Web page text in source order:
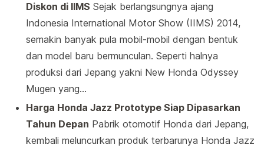
Diskon di IIMS Sejak berlangsungnya ajang
Indonesia International Motor Show (IIMS) 2014,
semakin banyak pula mobil-mobil dengan bentuk
dan model baru bermunculan. Seperti halnya
produksi dari Jepang yakni New Honda Odyssey
Mugen yang…
Harga Honda Jazz Prototype Siap Dipasarkan
Tahun Depan Pabrik otomotif Honda dari Jepang,
kembali meluncurkan produk terbarunya Honda Jazz